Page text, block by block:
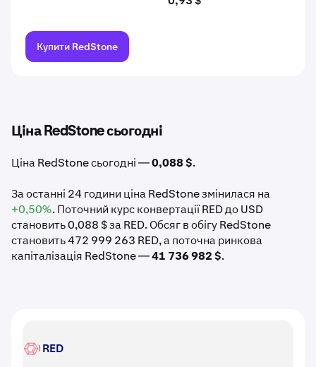
Купити RedStone
Ціна RedStone сьогодні
Ціна RedStone сьогодні —0,088 $.
За останні 24 години ціна RedStone змінилася на
+0,50%. Поточний курс конвертації RED до USD
становить 0,088 $ за RED. Обсяг в обігу RedStone
становить 472 999 263 RED, а поточна ринкова
капіталізація RedStone —41 736 982 $.
RED RED